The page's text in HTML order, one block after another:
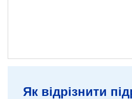
Як відрізнити